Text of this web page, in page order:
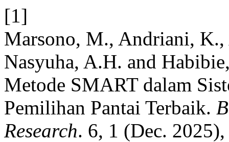
[1]
Marsono, M., Andriani,
Nasyuha, A.H. and
Metode SMART dalam
Pemilihan Pantai Terbaik.
Research. 6, 1 (Dec.